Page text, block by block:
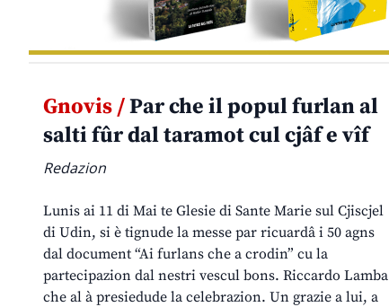
Gnovis /Par che il popul furlan al
salti fûr dal taramot cul cjâf e vîf
Redazion
Lunis ai 11 di Mai te Glesie di Sante Marie sul Cjiscjel
di Udin, si è tignude la messe par ricuardâ i 50 agns
dal document “Ai furlans che a crodin” cu la
partecipazion dal nestri vescul bons. Riccardo Lamba
che al à presiedude la celebrazion. Un grazie a lui, a